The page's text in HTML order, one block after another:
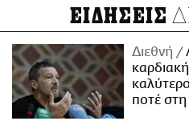
ΕΙΔΗΣΕΙΣ
Διεθνή
ποτέ